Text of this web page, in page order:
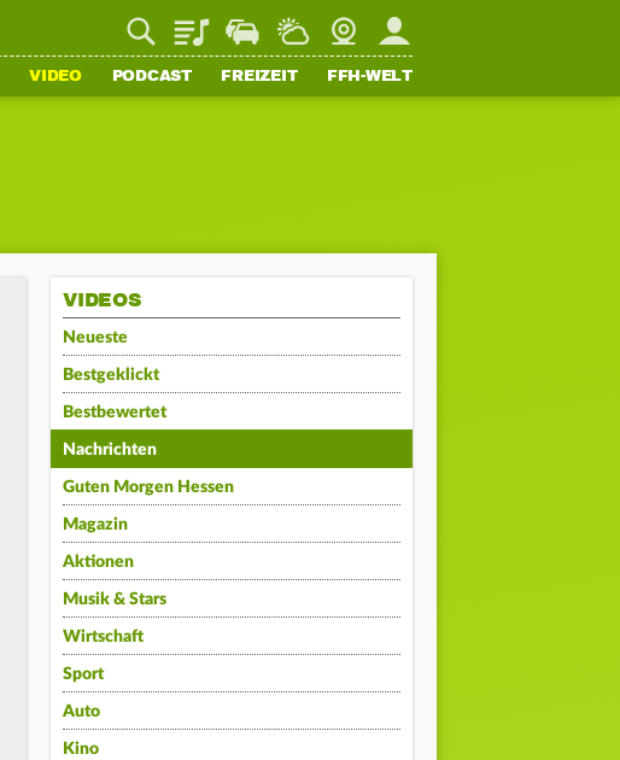
PlaylistStaupilotWetterWebcamMein FFH
VIDEO PODCAST FREIZEIT FFH-WELT
VIDEOS
Neueste
Bestgeklickt
Bestbewertet
Nachrichten
Guten Morgen Hessen
Magazin
Aktionen
Musik & Stars
Wirtschaft
Sport
Auto
Kino